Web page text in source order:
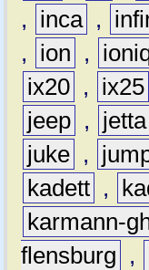
,
inca ,
,
ion ,
ix20 , ix25
jeep , jetta
juke ,
kadett ,
karmann-
flensburg
,